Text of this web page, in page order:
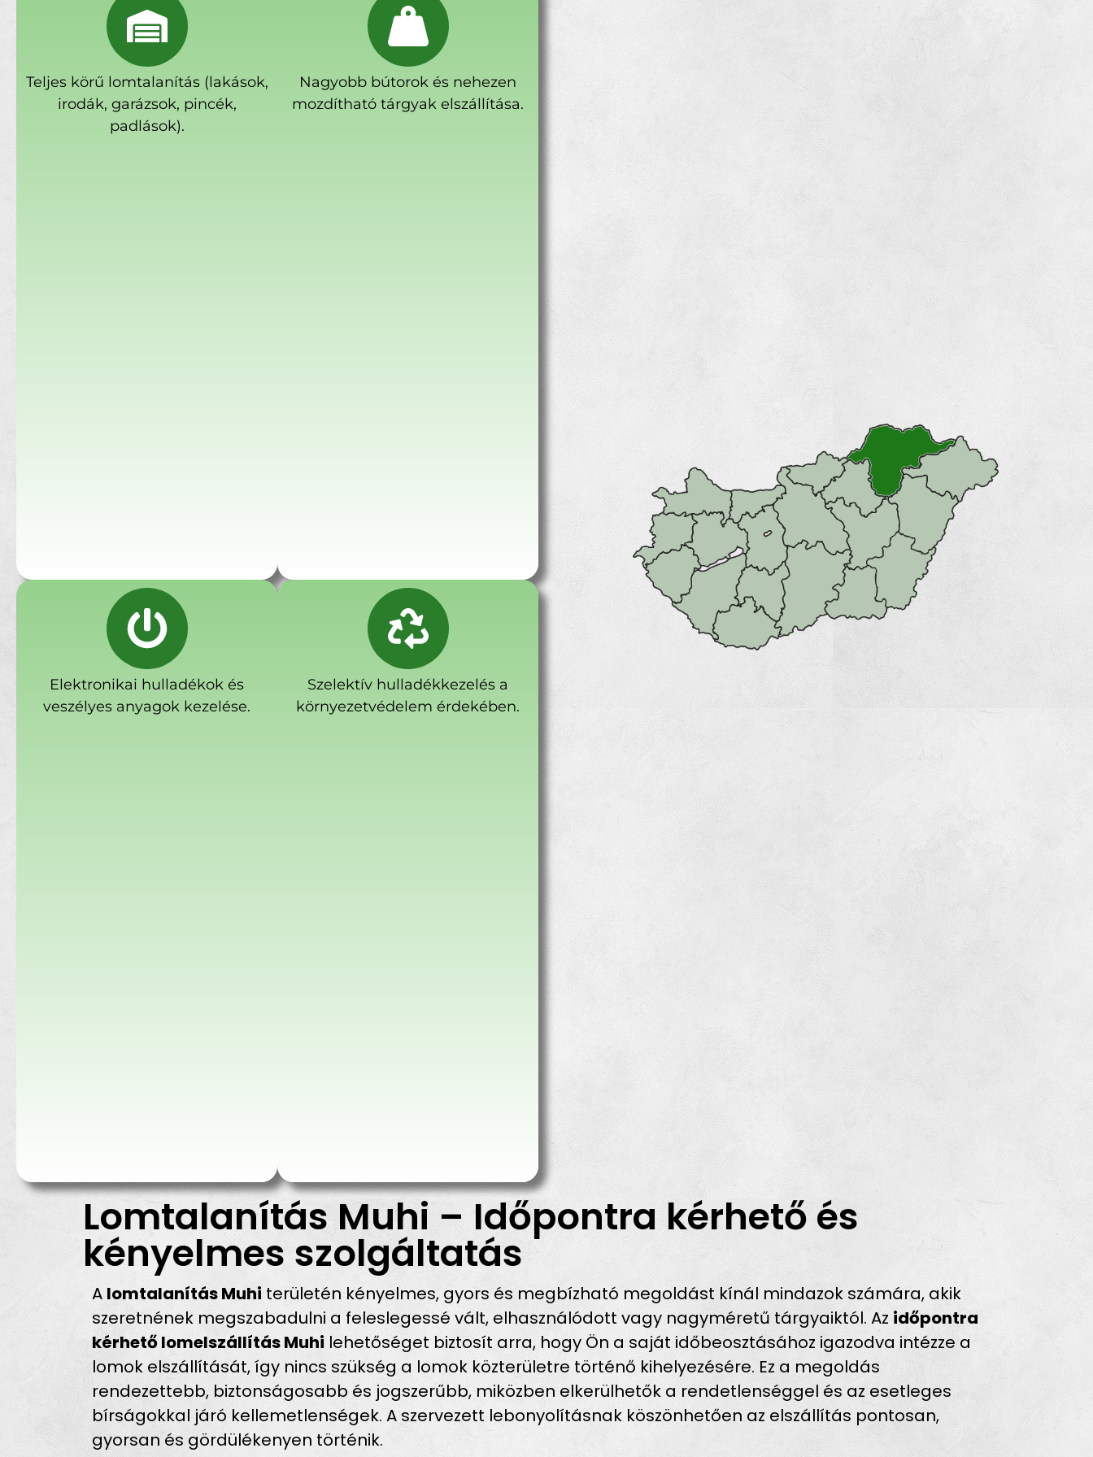
Teljes körű lomtalanítás (lakások,
irodák, garázsok, pincék,
padlások).
Nagyobb bútorok és nehezen
mozdítható tárgyak elszállítása.
Elektronikai hulladékok és
veszélyes anyagok kezelése.
Szelektív hulladékkezelés a
környezetvédelem érdekében.
Lomtalanítás Muhi – Időpontra kérhető és
kényelmes szolgáltatás
A lomtalanítás Muhi területén kényelmes, gyors és megbízható megoldást kínál mindazok számára, akik
szeretnének megszabadulni a feleslegessé vált, elhasználódott vagy nagyméretű tárgyaiktól. Az időpontra
kérhető lomelszállítás Muhi lehetőséget biztosít arra, hogy Ön a saját időbeosztásához igazodva intézze a
lomok elszállítását, így nincs szükség a lomok közterületre történő kihelyezésére. Ez a megoldás
rendezettebb, biztonságosabb és jogszerűbb, miközben elkerülhetők a rendetlenséggel és az esetleges
bírságokkal járó kellemetlenségek. A szervezett lebonyolításnak köszönhetően az elszállítás pontosan,
gyorsan és gördülékenyen történik.